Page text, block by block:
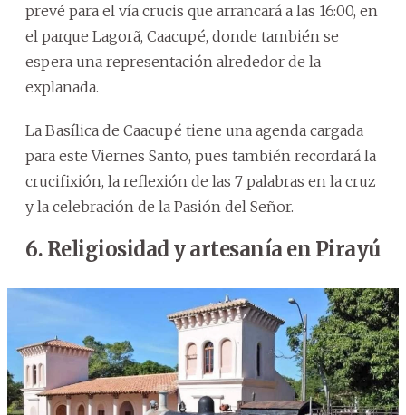
prevé para el vía crucis que arrancará a las 16:00, en
el parque Lagorã, Caacupé, donde también se
espera una representación alrededor de la
explanada.
La Basílica de Caacupé tiene una agenda cargada
para este Viernes Santo, pues también recordará la
crucifixión, la reflexión de las 7 palabras en la cruz
y la celebración de la Pasión del Señor.
6. Religiosidad y artesanía en Pirayú